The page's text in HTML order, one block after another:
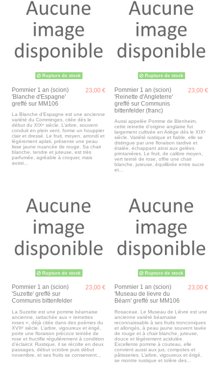
Rupture de stock
Pommier 1 an (scion)
'Blanche d'Espagne'
greffé sur MM106
23,00 €
La Blanche d’Espagne est une ancienne
variété du Comminges, citée dès le
début du XIXᵉ siècle. L’arbre, souvent
conduit en plein vent, forme un houppier
clair et dressé. Le fruit, moyen, arrondi et
légèrement aplati, présente une peau
lisse jaune nuancée de rouge. Sa chair
blanche, tendre et juteuse, est très
parfumée, agréable à croquer, mais
aussi...
Rupture de stock
Pommier 1 an (scion)
'Reinette d'Angleterre'
greffé sur Communis
bittenfelder (franc)
23,00 €
Aussi appelée Pomme de Blenheim,
cette reinette d’origine anglaise fut
largement cultivée en Ariège dès le XIXᵉ
siècle. Variété rustique et fiable, elle se
distingue par une floraison tardive et
étalée, échappant ainsi aux gelées
printanières. Le fruit, de calibre moyen,
vert teinté de rose, offre une chair
blanche, juteuse, équilibrée entre sucre
et...
Rupture de stock
Pommier 1 an (scion)
'Suzette' greffé sur
Communis bittenfelder
23,00 €
La Suzette est une pomme béarnaise
ancienne, rattachée aux « reinettes
roses », déjà citée dans des poèmes du
XVIIᵉ siècle. L’arbre, vigoureux et érigé,
porte une floraison précoce teintée de
rose et fructifie régulièrement à condition
d’éclaircir. Rustique, il se récolte en deux
passages, début octobre puis début
novembre, et ses fruits se conservent...
Rupture de stock
Pommier 1 an (scion)
'Museau de lievre du
Béarn' greffé sur MM106
23,00 €
Rosaceae. Le Museau de Lièvre est une
ancienne variété béarnaise
reconnaissable à ses fruits tronconiques
et allongés, à peau jaune souvent lavée
de rouge et à chair blanche, juteuse,
douce et légèrement acidulée.
Excellente pomme à couteau, elle
convient aussi aux jus, compotes et
pâtisseries. L’arbre, vigoureux et érigé,
se montre rustique et tolère des...